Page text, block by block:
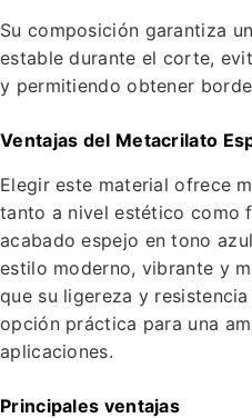
Su composición garantiza
estable durante el corte,
y permitiendo obtener
Ventajas del Metacrilato
Elegir este material ofrece
tanto a nivel estético como
acabado espejo en tono
estilo moderno, vibrante y
que su ligereza y
opción práctica para una
aplicaciones.
Principales ventajas